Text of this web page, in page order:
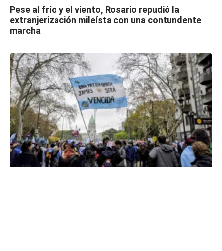
Pese al frío y el viento, Rosario repudió la
extranjerización mileísta con una contundente
marcha